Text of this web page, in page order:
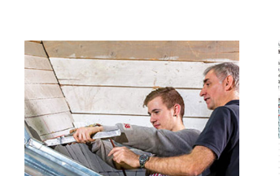
Déroulement d’un
stage